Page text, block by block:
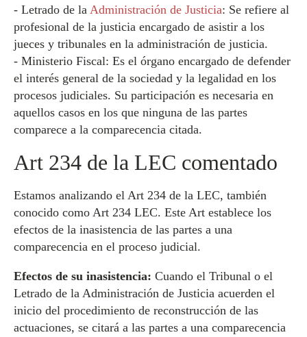
- Letrado de la Administración de Justicia: Se refiere al
profesional de la justicia encargado de asistir a los
jueces y tribunales en la administración de justicia.
- Ministerio Fiscal: Es el órgano encargado de defender
el interés general de la sociedad y la legalidad en los
procesos judiciales. Su participación es necesaria en
aquellos casos en los que ninguna de las partes
comparece a la comparecencia citada.
Art 234 de la LEC comentado
Estamos analizando el Art 234 de la LEC, también
conocido como Art 234 LEC. Este Art establece los
efectos de la inasistencia de las partes a una
comparecencia en el proceso judicial.
Efectos de su inasistencia: Cuando el Tribunal o el
Letrado de la Administración de Justicia acuerden el
inicio del procedimiento de reconstrucción de las
actuaciones, se citará a las partes a una comparecencia